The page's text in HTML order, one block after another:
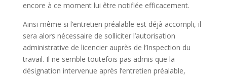
encore à ce moment lui être notifiée efficacement.
Ainsi même si l’entretien préalable est déjà accompli, il
sera alors nécessaire de solliciter l’autorisation
administrative de licencier auprès de l’Inspection du
travail. Il ne semble toutefois pas admis que la
désignation intervenue après l’entretien préalable,